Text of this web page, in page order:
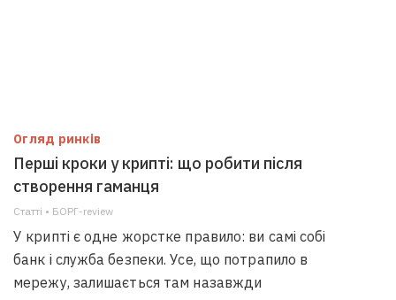
Огляд ринків
Перші кроки у крипті: що робити після
створення гаманця
Статті • БОРГ-review
У крипті є одне жорстке правило: ви самі собі
банк і служба безпеки. Усе, що потрапило в
мережу, залишається там назавжди